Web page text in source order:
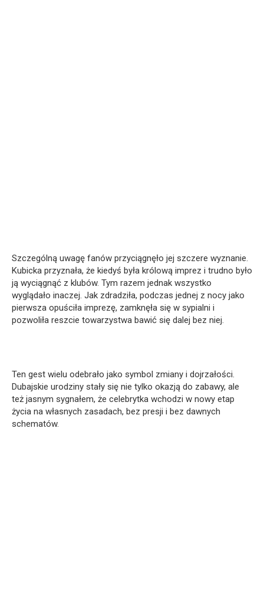
Szczególną uwagę fanów przyciągnęło jej szczere wyznanie.
Kubicka przyznała, że kiedyś była królową imprez i trudno było
ją wyciągnąć z klubów. Tym razem jednak wszystko
wyglądało inaczej. Jak zdradziła, podczas jednej z nocy jako
pierwsza opuściła imprezę, zamknęła się w sypialni i
pozwoliła reszcie towarzystwa bawić się dalej bez niej.
Ten gest wielu odebrało jako symbol zmiany i dojrzałości.
Dubajskie urodziny stały się nie tylko okazją do zabawy, ale
też jasnym sygnałem, że celebrytka wchodzi w nowy etap
życia na własnych zasadach, bez presji i bez dawnych
schematów.